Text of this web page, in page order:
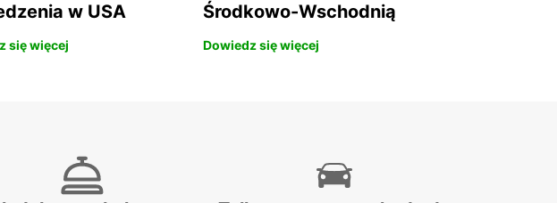
w USA
się więcej
Środkowo-Wschodnią
Dowiedz się więcej